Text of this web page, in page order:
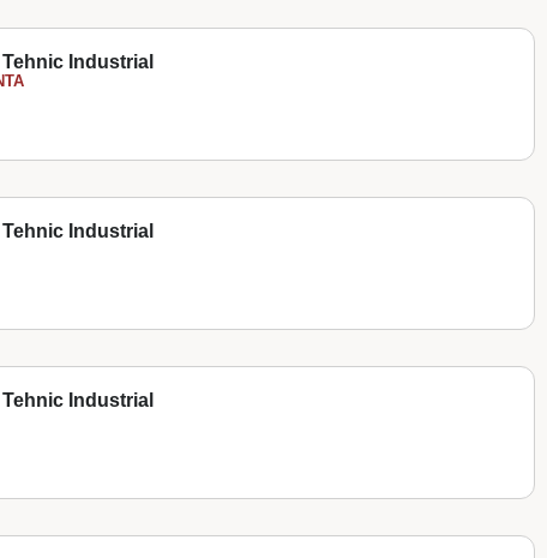
Industrial
Industrial
Industrial